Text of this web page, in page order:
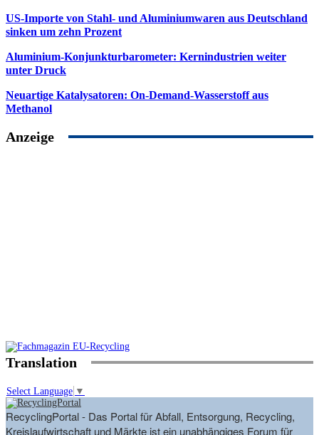
US-Importe von Stahl- und Aluminiumwaren aus Deutschland
sinken um zehn Prozent
Aluminium-Konjunkturbarometer: Kernindustrien weiter
unter Druck
Neuartige Katalysatoren: On-Demand-Wasserstoff aus
Methanol
Anzeige
Translation
Select Language ▼
RecyclingPortal - Das Portal für Abfall, Entsorgung, Recycling,
Kreislaufwirtschaft und Märkte ist ein unabhängiges Forum für